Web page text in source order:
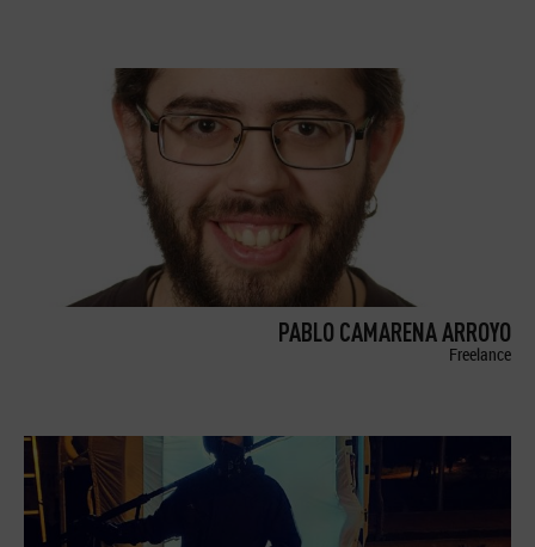
PABLO CAMARENA ARROYO
Freelance